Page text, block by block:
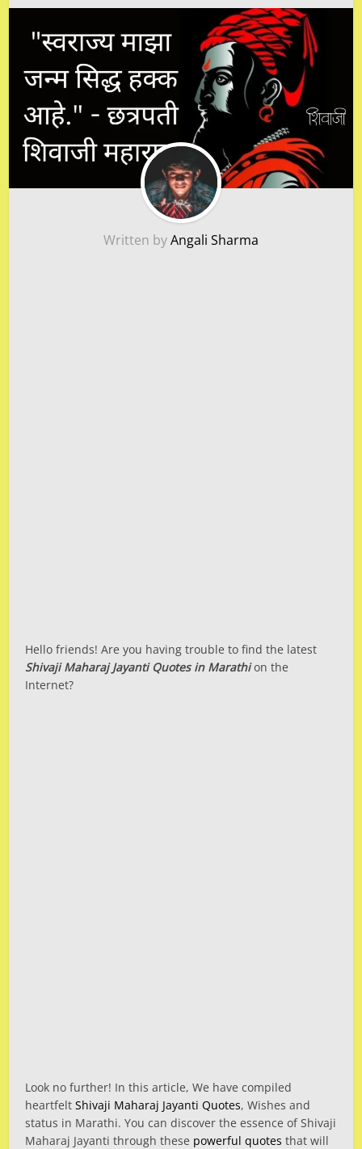
Written byAngali Sharma
Hello friends! Are you having trouble to find the latest
Shivaji Maharaj Jayanti Quotes in Marathion the
Internet?
Look no further! In this article, We have compiled
heartfeltShivaji Maharaj Jayanti Quotes, Wishes and
status in Marathi. You can discover the essence of Shivaji
Maharaj Jayanti through these powerful quotesthat will